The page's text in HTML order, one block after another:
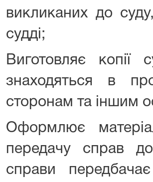
викликаних до
судді;
Виготовляє копії
знаходяться в
сторонам та іншим
Оформлює
передачу справ
справи